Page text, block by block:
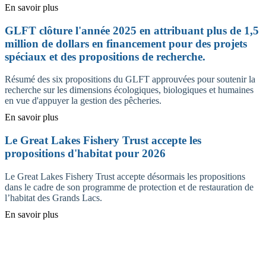
En savoir plus
GLFT clôture l'année 2025 en attribuant plus de 1,5
million de dollars en financement pour des projets
spéciaux et des propositions de recherche.
Résumé des six propositions du GLFT approuvées pour soutenir la
recherche sur les dimensions écologiques, biologiques et humaines
en vue d'appuyer la gestion des pêcheries.
En savoir plus
Le Great Lakes Fishery Trust accepte les
propositions d'habitat pour 2026
Le Great Lakes Fishery Trust accepte désormais les propositions
dans le cadre de son programme de protection et de restauration de
l’habitat des Grands Lacs.
En savoir plus